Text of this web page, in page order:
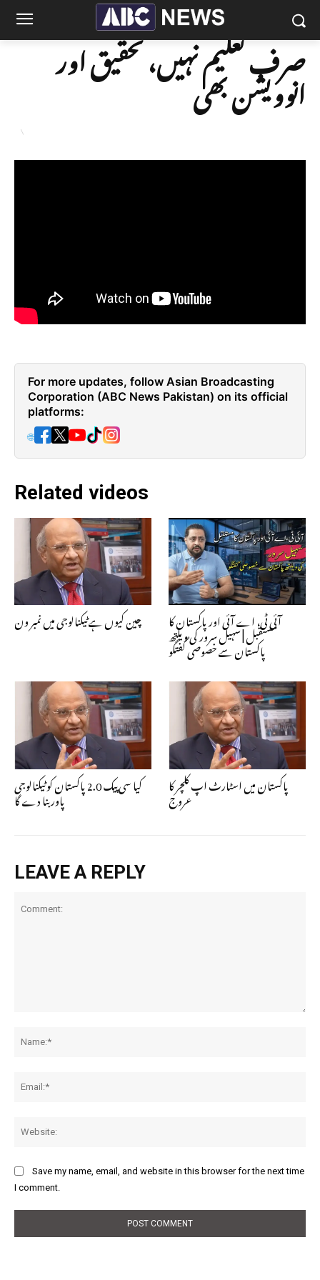
صرف تعلیم نہیں، تحقیق اور
انوویشن بھی
For more updates, follow Asian Broadcasting
Corporation (ABC News Pakistan) on its official
platforms:
🌐
Related videos
چین کیوں ہے ٹیکنالوجی میں نمبر ون آئی ٹی، اے آئی اور پاکستان کا
مستقبل | سہیل سرور کی ویلتھ
پاکستان سے خصوصی گفتگو
کیا سی پیک 2.0 پاکستان کو ٹیکنالوجی
پاور بنا دے گا
پاکستان میں اسٹارٹ اپ کلچر کا
عروج
LEAVE A REPLY
Save my name, email, and website in this browser for the next time
I comment.